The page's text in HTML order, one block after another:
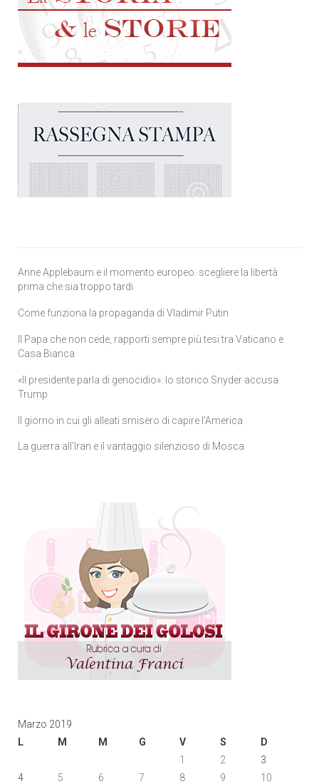
Anne Applebaum e il momento europeo: scegliere la libertà
prima che sia troppo tardi
Come funziona la propaganda di Vladimir Putin
Il Papa che non cede, rapporti sempre più tesi tra Vaticano e
Casa Bianca
«Il presidente parla di genocidio»: lo storico Snyder accusa
Trump
Il giorno in cui gli alleati smisero di capire l’America
La guerra all’Iran e il vantaggio silenzioso di Mosca
Marzo 2019
L
M M G V S
D
1
2
3
4
5 6 7 8 9
10